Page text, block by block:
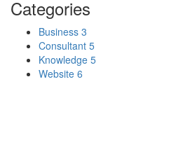
Categories
Business 3
Consultant 5
Knowledge 5
Website 6